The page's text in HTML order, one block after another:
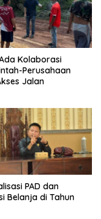
Kolaborasi
Perusahaan
Jalan
PAD dan
Belanja di Tahun